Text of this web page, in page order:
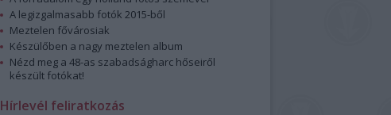
A legizgalmasabb fotók 2015-ből
Meztelen fővárosiak
Készülőben a nagy meztelen album
Nézd meg a 48-as szabadságharc hőseiről
készült fotókat!
Hírlevél feliratkozás